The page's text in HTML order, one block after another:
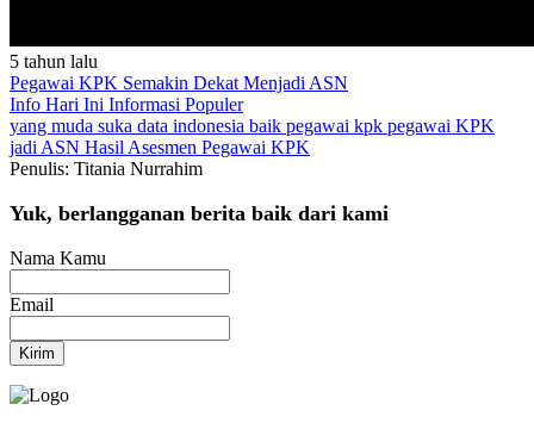
5 tahun lalu
Pegawai KPK Semakin Dekat Menjadi ASN
Info Hari Ini Informasi Populer
yang muda suka data indonesia baik pegawai kpk pegawai KPK
jadi ASN Hasil Asesmen Pegawai KPK
Penulis: Titania Nurrahim
Yuk, berlangganan berita baik dari kami
Nama Kamu
Email
Kirim